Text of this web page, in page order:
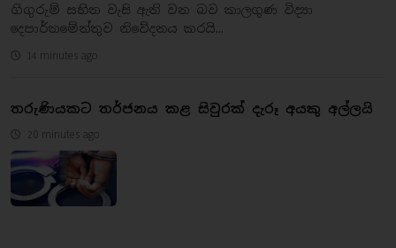
ගිගුරුම් සහිත වැසි ඇති වන බව කාලගුණ විද්‍යා
දෙපාර්තමේන්තුව නිවේදනය කරයි...
14 minutes ago
තරුණියකට තර්ජනය කළ සිවුරක් දැරූ අයකු අල්ලයි
20 minutes ago